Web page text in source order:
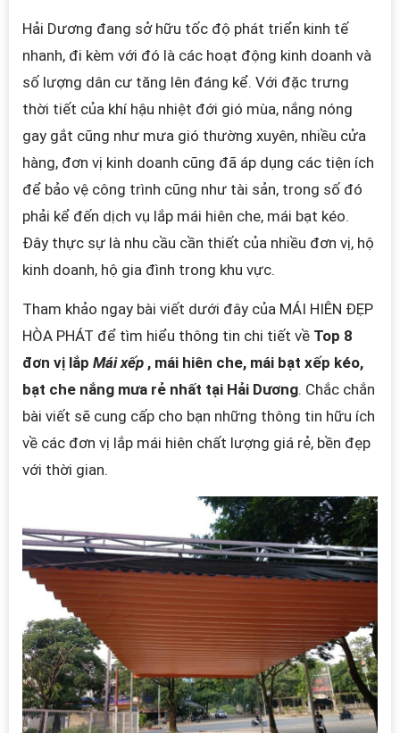
Hải Dương đang sở hữu tốc độ phát triển kinh tế
nhanh, đi kèm với đó là các hoạt động kinh doanh và
số lượng dân cư tăng lên đáng kể. Với đặc trưng
thời tiết của khí hậu nhiệt đới gió mùa, nắng nóng
gay gắt cũng như mưa gió thường xuyên, nhiều cửa
hàng, đơn vị kinh doanh cũng đã áp dụng các tiện ích
để bảo vệ công trình cũng như tài sản, trong số đó
phải kể đến dịch vụ lắp mái hiên che, mái bạt kéo.
Đây thực sự là nhu cầu cần thiết của nhiều đơn vị, hộ
kinh doanh, hộ gia đình trong khu vực.
Tham khảo ngay bài viết dưới đây của MÁI HIÊN ĐẸP
HÒA PHÁT để tìm hiểu thông tin chi tiết về Top 8
đơn vị lắp Mái xếp , mái hiên che, mái bạt xếp kéo,
bạt che nắng mưa rẻ nhất tại Hải Dương. Chắc chắn
bài viết sẽ cung cấp cho bạn những thông tin hữu ích
về các đơn vị lắp mái hiên chất lượng giá rẻ, bền đẹp
với thời gian.